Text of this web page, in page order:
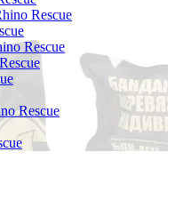
Rescue
Rescue
Rescue